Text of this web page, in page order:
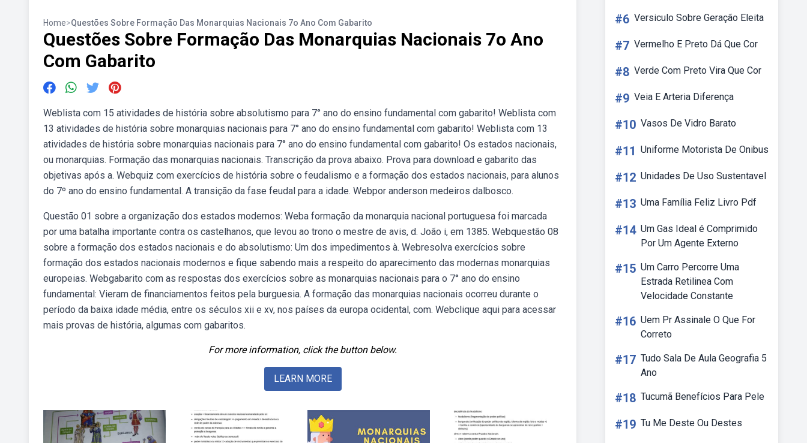
Home>Questões Sobre Formação Das Monarquias Nacionais 7o Ano Com Gabarito
Questões Sobre Formação Das Monarquias Nacionais 7o Ano
Com Gabarito
Weblista com 15 atividades de história sobre absolutismo para 7° ano do ensino fundamental com gabarito! Weblista com
13 atividades de história sobre monarquias nacionais para 7° ano do ensino fundamental com gabarito! Weblista com 13
atividades de história sobre monarquias nacionais para 7° ano do ensino fundamental com gabarito! Os estados nacionais,
ou monarquias. Formação das monarquias nacionais. Transcrição da prova abaixo. Prova para download e gabarito das
objetivas após a. Webquiz com exercícios de história sobre o feudalismo e a formação dos estados nacionais, para alunos
do 7º ano do ensino fundamental. A transição da fase feudal para a idade. Webpor anderson medeiros dalbosco.
Questão 01 sobre a organização dos estados modernos: Weba formação da monarquia nacional portuguesa foi marcada
por uma batalha importante contra os castelhanos, que levou ao trono o mestre de avis, d. João i, em 1385. Webquestão 08
sobre a formação dos estados nacionais e do absolutismo: Um dos impedimentos à. Webresolva exercícios sobre
formação dos estados nacionais modernos e fique sabendo mais a respeito do aparecimento das modernas monarquias
europeias. Webgabarito com as respostas dos exercícios sobre as monarquias nacionais para o 7° ano do ensino
fundamental: Vieram de financiamentos feitos pela burguesia. A formação das monarquias nacionais ocorreu durante o
período da baixa idade média, entre os séculos xii e xv, nos países da europa ocidental, com. Webclique aqui para acessar
mais provas de história, algumas com gabaritos.
For more information, click the button below.
LEARN MORE
#6 Versiculo Sobre Geração Eleita
#7 Vermelho E Preto Dá Que Cor
#8 Verde Com Preto Vira Que Cor
#9 Veia E Arteria Diferença
#10 Vasos De Vidro Barato
#11 Uniforme Motorista De Onibus
#12 Unidades De Uso Sustentavel
#13 Uma Família Feliz Livro Pdf
#14 Um Gas Ideal é Comprimido
Por Um Agente Externo
#15 Um Carro Percorre Uma
Estrada Retilinea Com
Velocidade Constante
#16 Uem Pr Assinale O Que For
Correto
#17 Tudo Sala De Aula Geografia 5
Ano
#18 Tucumã Benefícios Para Pele
#19 Tu Me Deste Ou Destes